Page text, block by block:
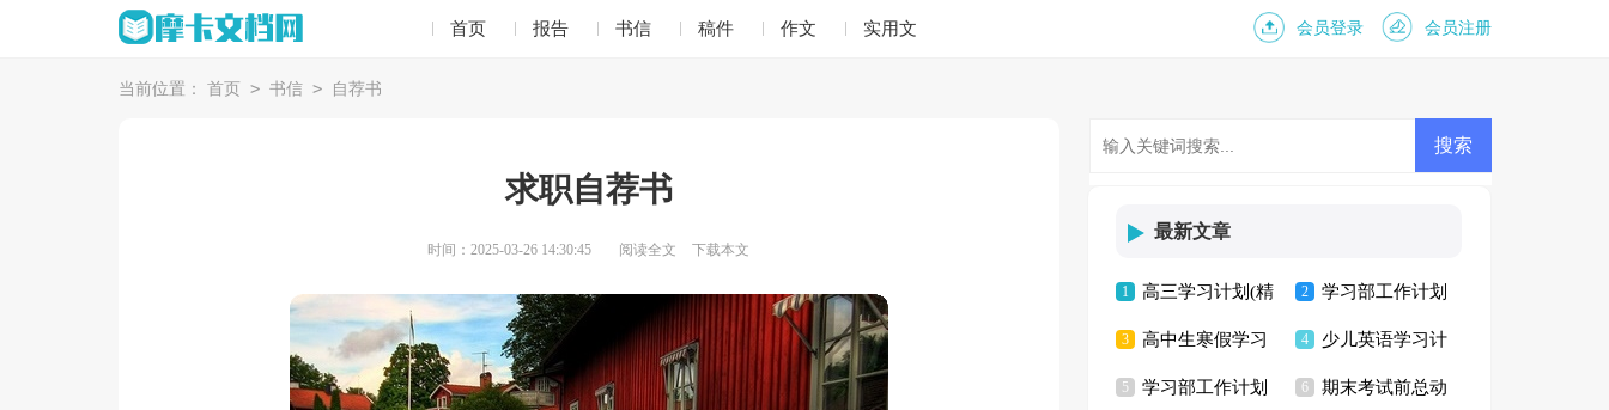
首页 报告 书信 稿件 作文 实用文 会员登录 会员注册
当前位置： 首页 > 书信 > 自荐书
求职自荐书
时间：2025-03-26 14:30:45 阅读全文 下载本文
最新文章
1 高三学习计划(精
选15篇)
2 学习部工作计划
15篇
3 高中生寒假学习
计划
4 少儿英语学习计
划
5 学习部工作计划 6 期末考试前总动